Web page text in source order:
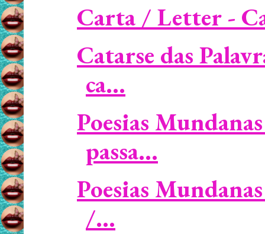
Carta / Letter -
Catarse das
ca...
Poesias
passa...
Poesias
/...